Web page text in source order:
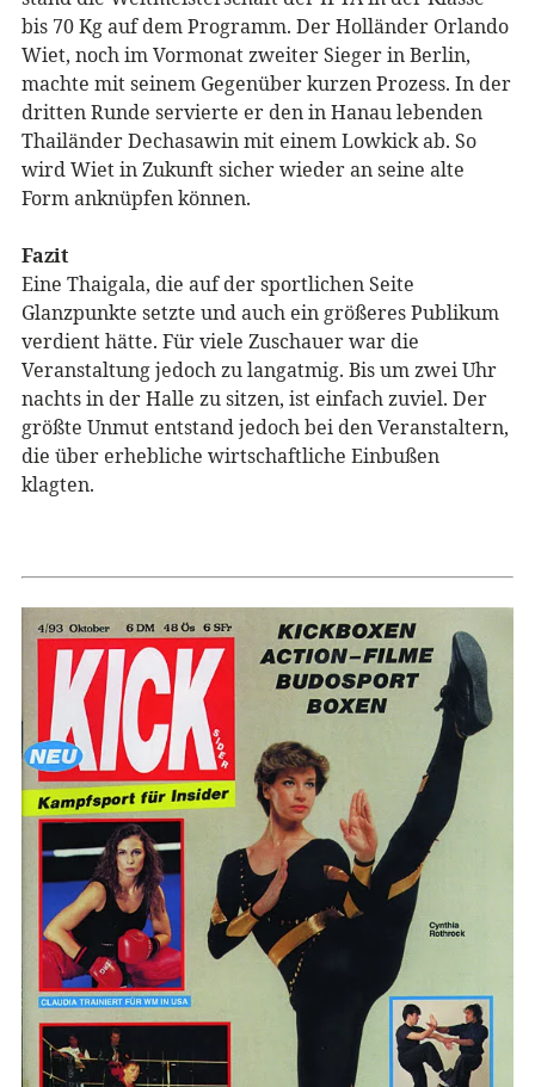
bis 70 Kg auf dem Programm. Der Holländer Orlando
Wiet, noch im Vormonat zweiter Sieger in Berlin,
machte mit seinem Gegenüber kurzen Prozess. In der
dritten Runde servierte er den in Hanau lebenden
Thailänder Dechasawin mit einem Lowkick ab. So
wird Wiet in Zukunft sicher wieder an seine alte
Form anknüpfen können.
Fazit
Eine Thaigala, die auf der sportlichen Seite
Glanzpunkte setzte und auch ein größeres Publikum
verdient hätte. Für viele Zuschauer war die
Veranstaltung jedoch zu langatmig. Bis um zwei Uhr
nachts in der Halle zu sitzen, ist einfach zuviel. Der
größte Unmut entstand jedoch bei den Veranstaltern,
die über erhebliche wirtschaftliche Einbußen
klagten.